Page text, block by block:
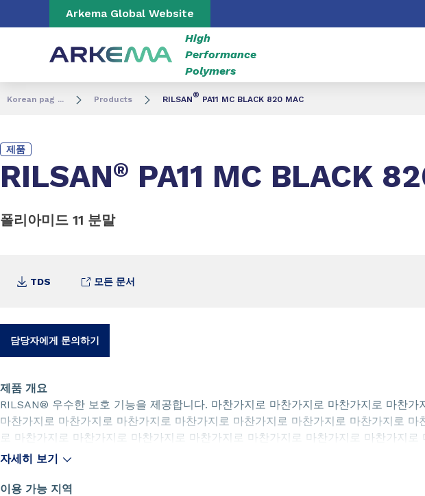
Go to content Go to navigation
Arkema Global Website
High
Performance
Polymers
Korean pag ... Products RILSAN® PA11 MC BLACK 820 MAC
제품
RILSAN® PA11 MC BLACK
폴리아미드 11 분말
TDS 모든 문서
담당자에게 문의하기
제품 개요
RILSAN® 우수한 보호 기능을 제공합니다. 마찬가지로 마찬가지로 마찬가지로 마찬가
마찬가지로 마찬가지로 마찬가지로 마찬가지로 마찬가지로 마찬가지로 마찬가지로 마
로 마찬가지로 마찬가지로 마찬가지로 마찬가지로 마찬가지로 마찬가지로 마찬가지로
가지로 마찬가지로 마찬가지로 마찬가지로 마찬가지로 마찬가지로 마찬가지로 마찬가
로 마찬가지로 마찬가지로 마찬가지로 마찬가지로 마찬가지로 마찬가지로 마찬가지로
자세히 보기
이용 가능 지역